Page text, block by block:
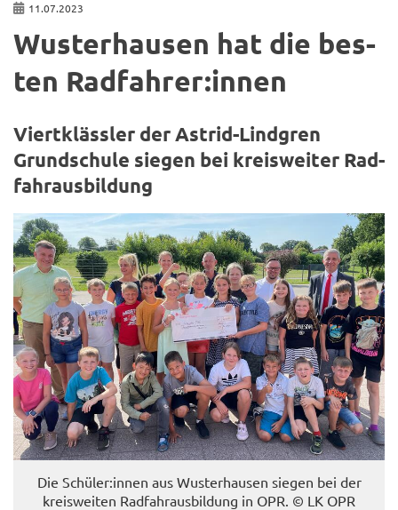
11.07.2023
Wus­ter­hau­sen hat die bes­
ten Rad­fah­rer:innen
Viert­kläss­ler der Astrid-​Lindgren
Grund­schu­le sie­gen bei kreis­wei­ter Rad­
fahr­aus­bil­dung
Die Schü­ler:innen aus Wus­ter­hau­sen sie­gen bei der
kreis­wei­ten Rad­fahr­aus­bil­dung in OPR. © LK OPR